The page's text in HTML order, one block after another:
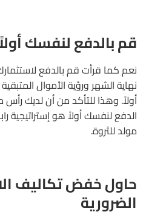
قم بالدفع لنفسك
نعم كما قرأت قم بالدفع
نهاية الشهر ورؤية الأموال
أولاً. وهذا للتأكد من أن لديك رأس
الدفع لنفسك أولاً هو إستراتيجية
مولد للثروة.
حاول خفض تكاليف
الضرورية